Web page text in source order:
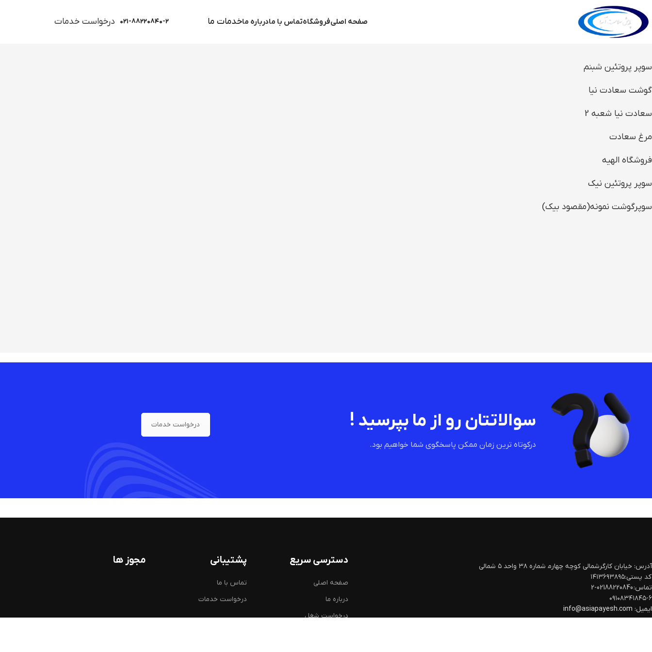
صفحه اصلیفروشگاهتماس با مادرباره ماخدمات ما ۰۲۱-۸۸۲۲۰۸۴۰-۲ درخواست خدمات
سوپر پروتئین شبنم
گوشت سعادت نیا
سعادت نیا شعبه 2
مرغ سعادت
فروشگاه الهیه
سوپر پروتئین نیک
سوپرگوشت نمونه(مقصود بیک)
سوالاتتان رو از ما بپرسید !
درکوتاه ترین زمان ممکن پاسخگوی شما خواهیم بود.
درخواست خدمات
آدرس: خیابان کارگرشمالی کوچه چهارم‍ شماره ۳۸ واحد ۵ شمالی
کد پستی:۱۴۱۳۶۹۳۸۹۵
تماس: 02188220840-2
۰۹۱۰۸۳۴۱۸۴۵-۶
ایمیل:
دسترسی سریع
صفحه اصلی
درباره ما
درخواست شغل
پشتیبانی
تماس با ما
درخواست خدمات
مجوز ها